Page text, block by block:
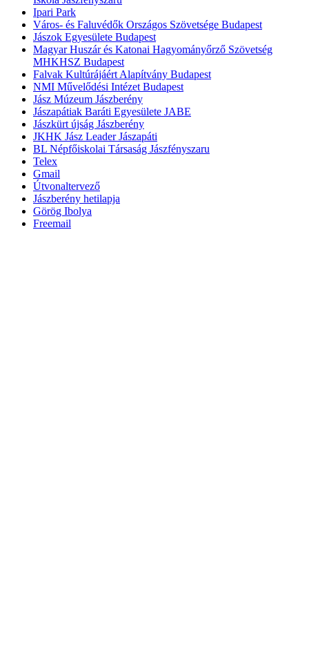
Ipari Park
Város- és Faluvédők Országos Szövetsége Budapest
Jászok Egyesülete Budapest
Magyar Huszár és Katonai Hagyományőrző Szövetség
MHKHSZ Budapest
Falvak Kultúrájáért Alapítvány Budapest
NMI Művelődési Intézet Budapest
Jász Múzeum Jászberény
Jászapátiak Baráti Egyesülete JABE
Jászkürt újság Jászberény
JKHK Jász Leader Jászapáti
BL Népfőiskolai Társaság Jászfényszaru
Telex
Gmail
Útvonaltervező
Jászberény hetilapja
Görög Ibolya
Freemail